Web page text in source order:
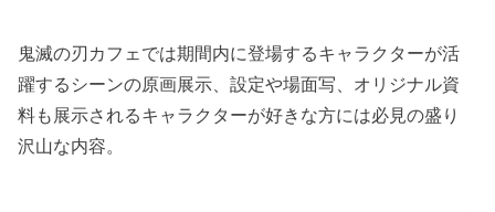
鬼滅の刃カフェでは期間内に登場するキャラクターが活
躍するシーンの原画展示、設定や場面写、オリジナル資
料も展示されるキャラクターが好きな方には必見の盛り
沢山な内容。